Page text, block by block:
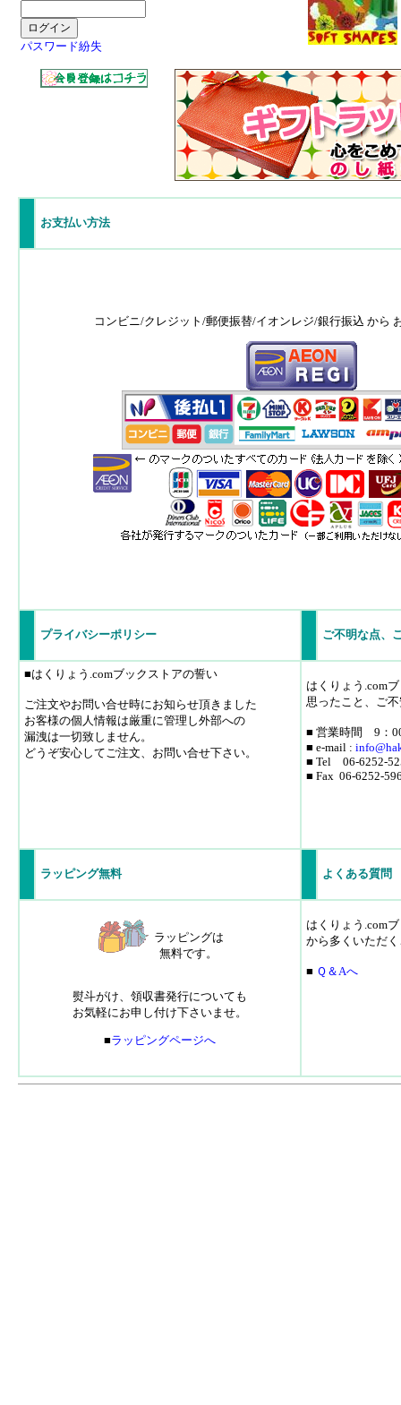
パスワード紛失
お支払い方法
コンビニ/クレジット/郵便振替/イオンレジ/銀行振込 から
プライバシーポリシー ご不明な点、
■はくりょう.comブックストアの誓い
ご注文やお問い合せ時にお知らせ頂きました
お客様の個人情報は厳重に管理し外部への
漏洩は一切致しません。
どうぞ安心してご注文、お問い合せ下さい。
はくりょう.com
思ったこと、ご
■ 営業時間 9：
■ e-mail : info
■ Tel 06-6252-
■ Fax 06-6252-
ラッピング無料 よくある質問
ラッピングは
無料です。
熨斗がけ、領収書発行についても
お気軽にお申し付け下さいませ。
■ラッピングページへ
はくりょう.com
から多くいただ
■ Ｑ＆Aへ